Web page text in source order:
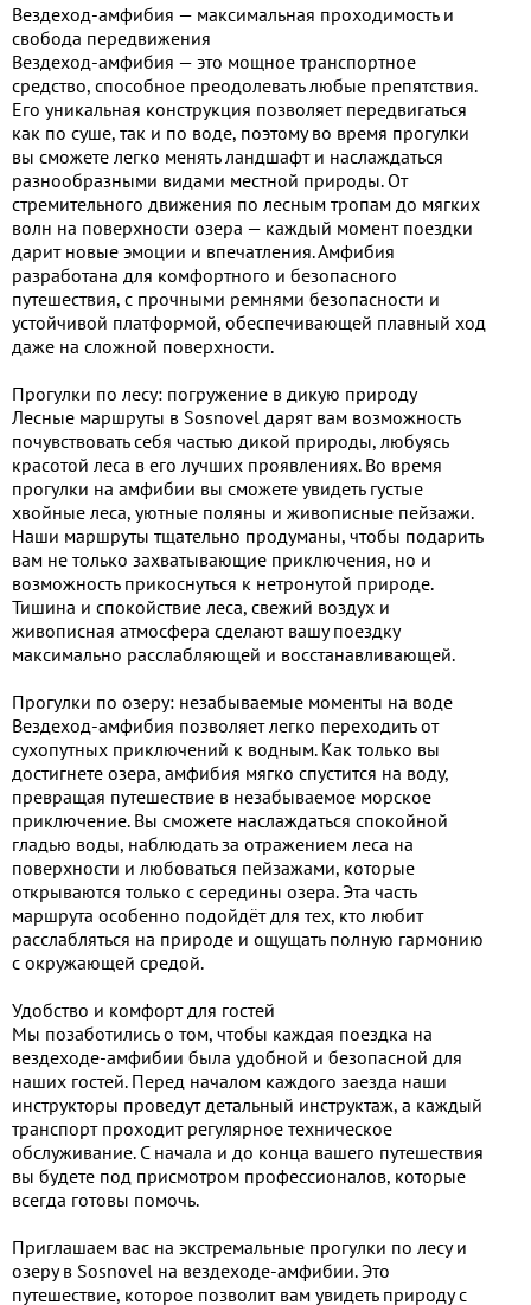
Вездеход-амфибия — максимальная проходимость и
свобода передвижения
Вездеход-амфибия — это мощное транспортное
средство, способное преодолевать любые препятствия.
Его уникальная конструкция позволяет передвигаться
как по суше, так и по воде, поэтому во время прогулки
вы сможете легко менять ландшафт и наслаждаться
разнообразными видами местной природы. От
стремительного движения по лесным тропам до мягких
волн на поверхности озера — каждый момент поездки
дарит новые эмоции и впечатления. Амфибия
разработана для комфортного и безопасного
путешествия, с прочными ремнями безопасности и
устойчивой платформой, обеспечивающей плавный ход
даже на сложной поверхности.
Прогулки по лесу: погружение в дикую природу
Лесные маршруты в Sosnovel дарят вам возможность
почувствовать себя частью дикой природы, любуясь
красотой леса в его лучших проявлениях. Во время
прогулки на амфибии вы сможете увидеть густые
хвойные леса, уютные поляны и живописные пейзажи.
Наши маршруты тщательно продуманы, чтобы подарить
вам не только захватывающие приключения, но и
возможность прикоснуться к нетронутой природе.
Тишина и спокойствие леса, свежий воздух и
живописная атмосфера сделают вашу поездку
максимально расслабляющей и восстанавливающей.
Прогулки по озеру: незабываемые моменты на воде
Вездеход-амфибия позволяет легко переходить от
сухопутных приключений к водным. Как только вы
достигнете озера, амфибия мягко спустится на воду,
превращая путешествие в незабываемое морское
приключение. Вы сможете наслаждаться спокойной
гладью воды, наблюдать за отражением леса на
поверхности и любоваться пейзажами, которые
открываются только с середины озера. Эта часть
маршрута особенно подойдёт для тех, кто любит
расслабляться на природе и ощущать полную гармонию
с окружающей средой.
Удобство и комфорт для гостей
Мы позаботились о том, чтобы каждая поездка на
вездеходе-амфибии была удобной и безопасной для
наших гостей. Перед началом каждого заезда наши
инструкторы проведут детальный инструктаж, а каждый
транспорт проходит регулярное техническое
обслуживание. С начала и до конца вашего путешествия
вы будете под присмотром профессионалов, которые
всегда готовы помочь.
Приглашаем вас на экстремальные прогулки по лесу и
озеру в Sosnovel на вездеходе-амфибии. Это
путешествие, которое позволит вам увидеть природу с